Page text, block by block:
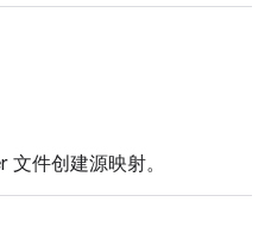
件创建源映射。